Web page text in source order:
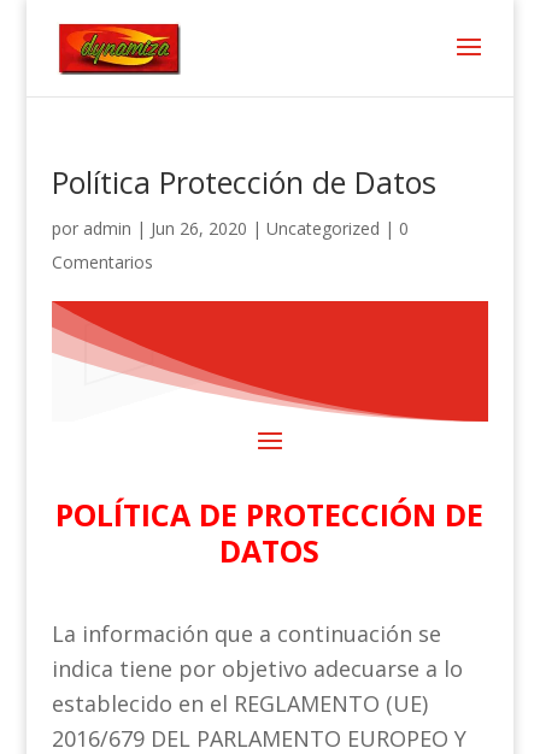
Política Protección de Datos
por admin | Jun 26, 2020 | Uncategorized | 0
Comentarios
POLÍTICA DE PROTECCIÓN DE
DATOS
La información que a continuación se
indica tiene por objetivo adecuarse a lo
establecido en el REGLAMENTO (UE)
2016/679 DEL PARLAMENTO EUROPEO Y